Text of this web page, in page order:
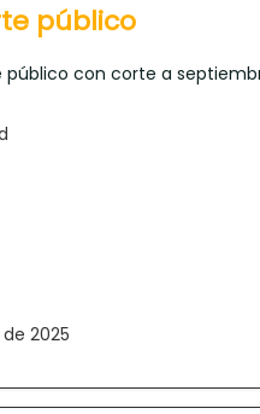
público
público con corte a
2025